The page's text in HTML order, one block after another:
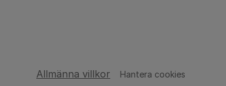
Allmänna villkor Hantera cookies